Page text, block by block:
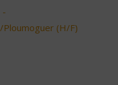
-
Ploumoguer (H/F)